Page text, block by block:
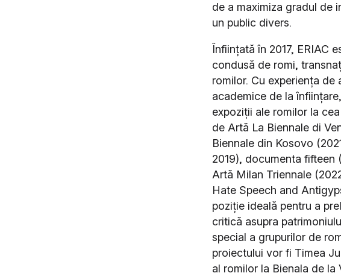
de a maximiza gradul de
un public divers.
Înființată în 2017, ERIAC
condusă de romi,
romilor. Cu experiența
academice de la
expoziții ale romilor la
de Artă La Biennale di
Biennale din Kosovo
2019), documenta
Artă Milan Triennale
Hate Speech and
poziție ideală pentru a
critică asupra
special a grupurilor de
proiectului vor fi Timea
al romilor la Bienala de